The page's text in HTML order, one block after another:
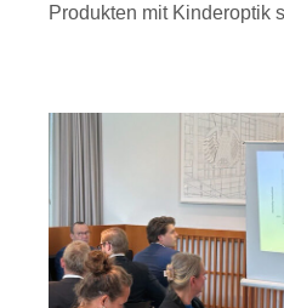
Produkten mit Kinderoptik